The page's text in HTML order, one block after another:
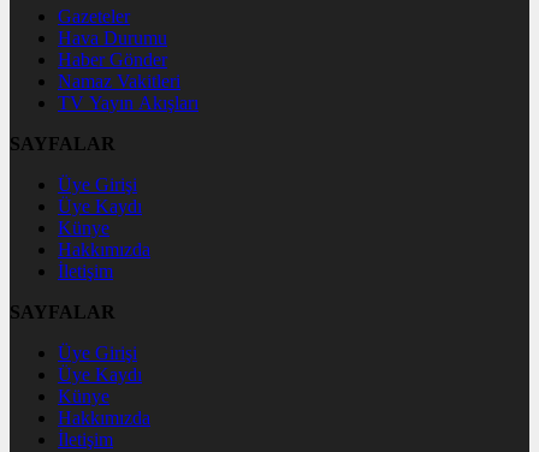
Gazeteler
Hava Durumu
Haber Gönder
Namaz Vakitleri
TV Yayın Akışları
SAYFALAR
Üye Girişi
Üye Kaydı
Künye
Hakkımızda
İletişim
SAYFALAR
Üye Girişi
Üye Kaydı
Künye
Hakkımızda
İletişim